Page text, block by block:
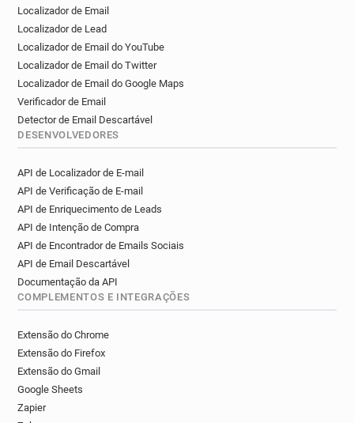
Localizador de Email
Localizador de Lead
Localizador de Email do YouTube
Localizador de Email do Twitter
Localizador de Email do Google Maps
Verificador de Email
Detector de Email Descartável
DESENVOLVEDORES
API de Localizador de E-mail
API de Verificação de E-mail
API de Enriquecimento de Leads
API de Intenção de Compra
API de Encontrador de Emails Sociais
API de Email Descartável
Documentação da API
COMPLEMENTOS E INTEGRAÇÕES
Extensão do Chrome
Extensão do Firefox
Extensão do Gmail
Google Sheets
Zapier